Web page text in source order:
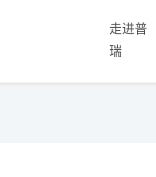
走进普
瑞